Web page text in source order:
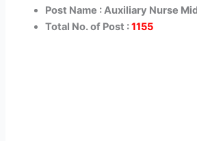
Post Name : Auxiliary Nurse
Total No. of Post :1155